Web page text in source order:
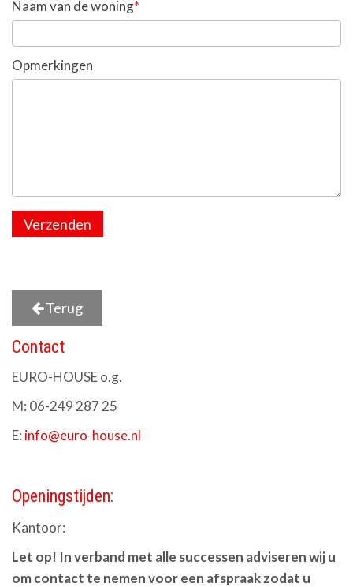
Naam van de woning*
Opmerkingen
Verzenden
Terug
Contact
EURO-HOUSE o.g.
M: 06-249 287 25
E: info@euro-house.nl
Openingstijden:
Kantoor:
Let op! In verband met alle successen adviseren wij u
om contact te nemen voor een afspraak zodat u